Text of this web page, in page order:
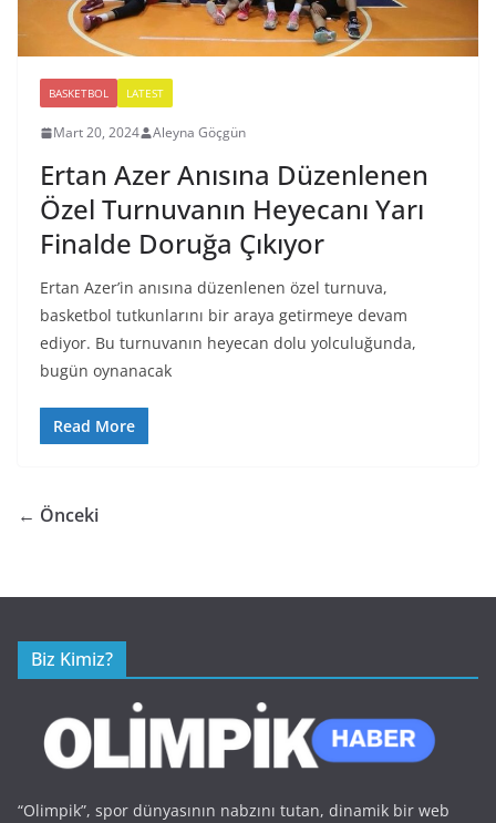
BASKETBOL LATEST
Mart 20, 2024 Aleyna Göçgün
Ertan Azer Anısına Düzenlenen
Özel Turnuvanın Heyecanı Yarı
Finalde Doruğa Çıkıyor
Ertan Azer’in anısına düzenlenen özel turnuva,
basketbol tutkunlarını bir araya getirmeye devam
ediyor. Bu turnuvanın heyecan dolu yolculuğunda,
bugün oynanacak
Read More
← Önceki
Biz Kimiz?
“Olimpik”, spor dünyasının nabzını tutan, dinamik bir web